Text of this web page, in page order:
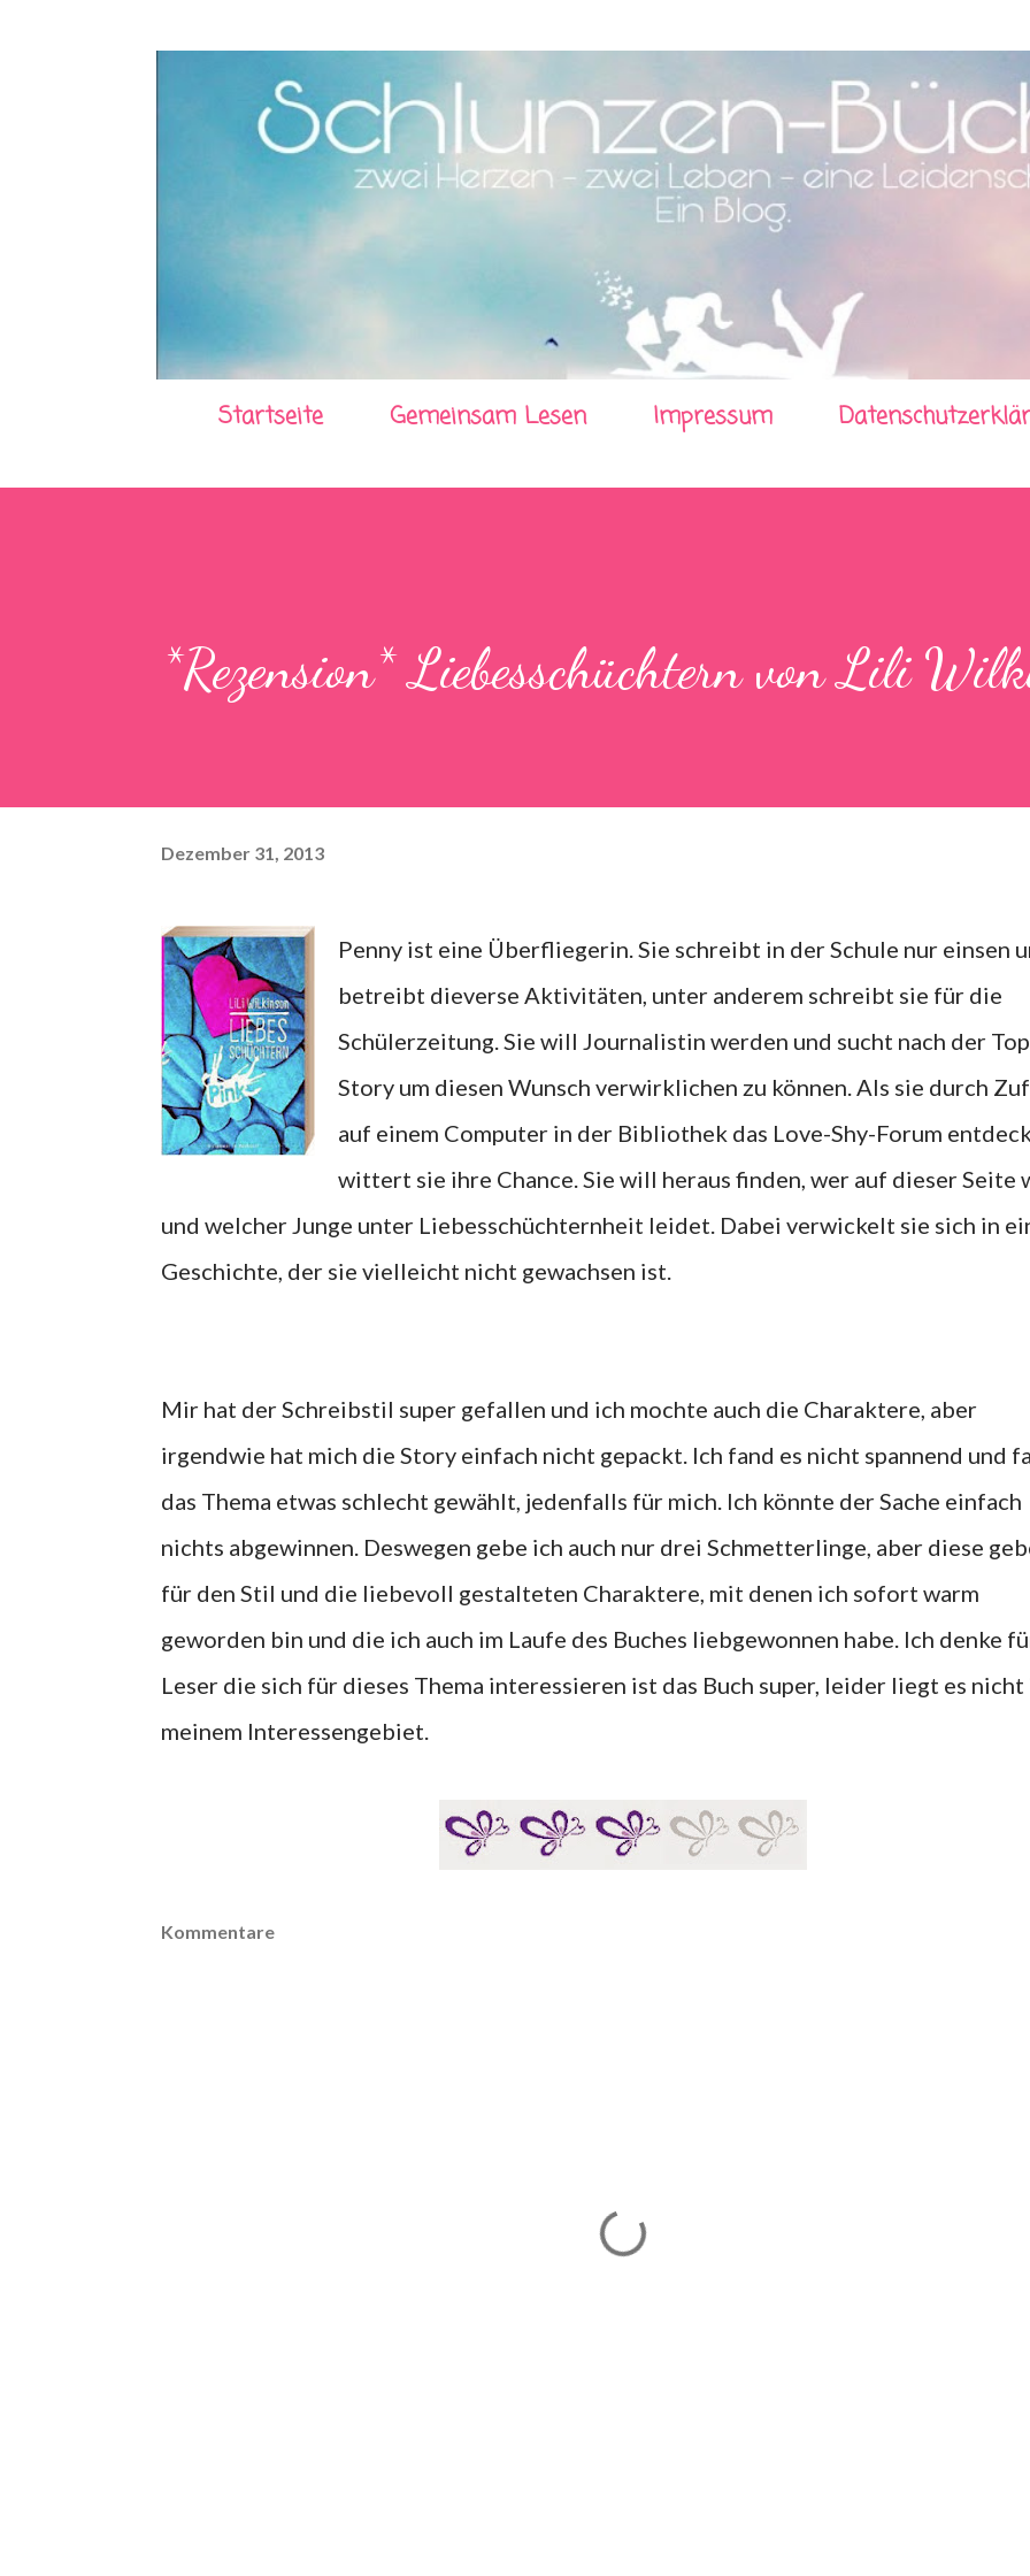
Startseite Gemeinsam Lesen Impressum
*Rezension* Liebesschüchtern von Lili
Dezember 31, 2013
Penny ist eine Überfliegerin. Sie schreibt in der Schule nur einsen
betreibt dieverse Aktivitäten, unter anderem schreibt sie für die
Schülerzeitung. Sie will Journalistin werden und sucht nach der Top
Story um diesen Wunsch verwirklichen zu können. Als sie durch
auf einem Computer in der Bibliothek das Love-Shy-Forum
wittert sie ihre Chance. Sie will heraus finden, wer auf dieser Seite
und welcher Junge unter Liebesschüchternheit leidet. Dabei verwickelt sie sich in
Geschichte, der sie vielleicht nicht gewachsen ist.
Mir hat der Schreibstil super gefallen und ich mochte auch die Charaktere, aber
irgendwie hat mich die Story einfach nicht gepackt. Ich fand es nicht spannend und
das Thema etwas schlecht gewählt, jedenfalls für mich. Ich könnte der Sache einfach
nichts abgewinnen. Deswegen gebe ich auch nur drei Schmetterlinge, aber diese
für den Stil und die liebevoll gestalteten Charaktere, mit denen ich sofort warm
geworden bin und die ich auch im Laufe des Buches liebgewonnen habe. Ich denke
Leser die sich für dieses Thema interessieren ist das Buch super, leider liegt es nicht
meinem Interessengebiet.
Kommentare